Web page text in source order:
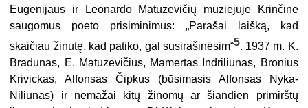
Eugenijaus ir Leonardo Matuzevičių muziejuje Krinčine
saugomus poeto prisiminimus: „Parašai laišką, kad
skaičiau žinutę, kad patiko, gal susirašinėsim“5. 1937 m. K.
Bradūnas, E. Matuzevičius, Mamertas Indriliūnas, Bronius
Krivickas, Alfonsas Čipkus (būsimasis Alfonsas Nyka-
Niliūnas) ir nemažai kitų žinomų ar šiandien primirštų